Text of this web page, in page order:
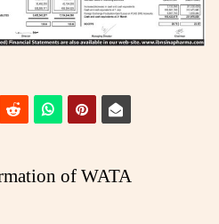
of WATA